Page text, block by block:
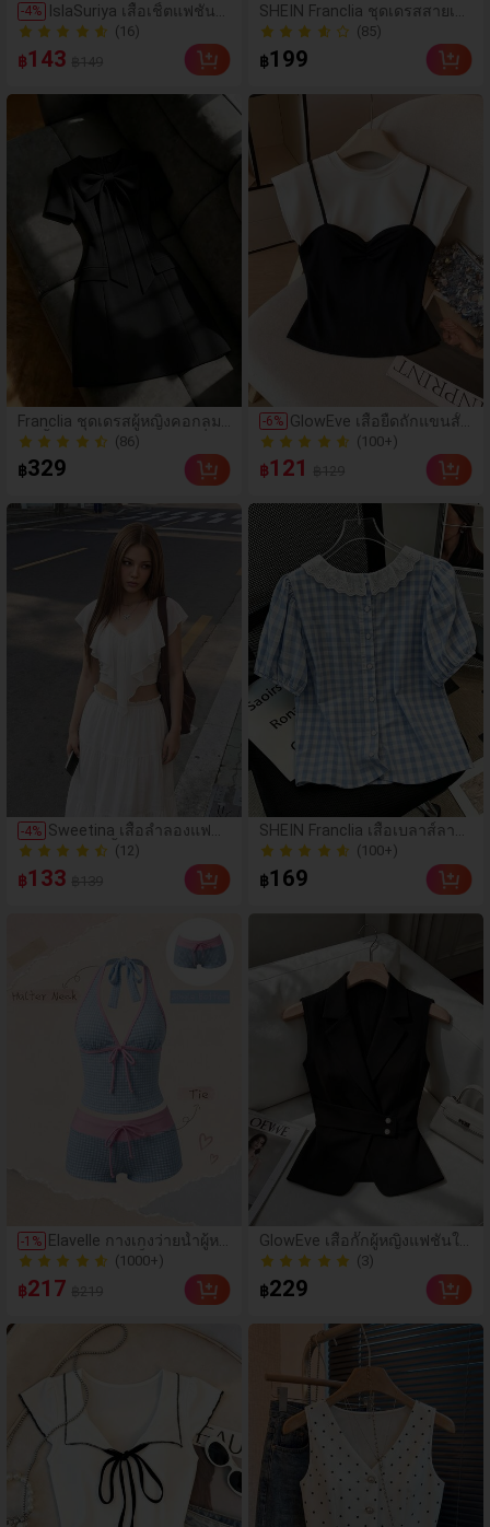
-4%
IslaSuriya เสื้อเชิ้ตแฟชั่นผู้
หญิง แต่งโบว์ ลายจุด กระดุ
มแถวเดียว แขนพอง เน้นเอ
ว
(16)
80+ ขายแล้ว
80+ ขายแล้ว
฿143
Franclia ชุดเดรสผู้หญิงคอกลมแ
ขนสั้นตกแต่งโบว์ สไตล์แฟชั่น
สำหรับฤดูร้อน ฤดูใบไม้ผลิ วันว
าเลนไทน์ โรแมนติก เดท ชายห
ข้างนอก หรูหรา ลำลอง และวัน
หยุด
(86)
70+ ขายแล้ว
70+ ขายแล้ว
฿329
-4% Sweetina เสื้อลำลองแฟชั่
นผู้หญิงสีพื้นแต่งระบายอเน
กประสงค์
(12)
60+ ขายแล้ว
60+ ขายแล้ว
฿133
-1 % Elavelle กางเกงว่ายน้ำผู้ห
ญิงเอวสูงผ้าแจ็คการ์ดต่อผ้
า ฤดูใบไม้ผลิ/ฤดูร้อน
(1000+)
60+ ขายแล้ว
60+ ขายแล้ว
฿217
SHEIN Franclia ชุดเดรสสายเดี่
ยวลูกไม้สีขาวพิมพ์ลายดอกไม้ 3
D ชุดเดรสรัดรูปแขนกุดมินิเซ็ก
ซี่หรูหราสำหรับผู้หญิง สไตล์ใหม่
ชายหาด ดินเนอร์ และการสวมใ
ส่ในชีวิตประจำวัน
(85)
฿199
-6% GlowEve เสื้อยืดถักแขนสั้น
2 ใน 1 แขนกุดสำหรับผู้หญิ
ง, ดีไซน์ตัดเย็บสีดำและขา
ว, เสื้อครอปเข้ารูป, เสื้อคลุ
(100+)
200+ ขายแล้ว
200+ ขายแล้ว
฿121
SHEIN Franclia เสื้อเบลาส์ลาย
ตารางหมากรุกวินเทจสำหรับผู้ห
ญิง, เสื้อเชิ้ตแขนพัฟคอปกปีเตอ
ร์แพนระบายลูกไม้, เสื้อลายสก๊อ
ง, เสื้อเบลาส์ลำลองสไตล์เรโทร
(100+)
100+ ขายแล้ว
100+ ขายแล้ว
฿169
GlowEve เสื้อกั๊กผู้หญิงแฟชั่นให
ม่สีดำแขนกุด ฤดูใบไม้ผลิ/ใบไม้
ร่วง ดีไซน์เข้ารูปเอว ความยาว
สั้น สไตล์หรูหราไฮเอนด์ สำหรับ
รือใส่เลเยอร์ได้ เหมาะสำหรับใส่
ประจำวัน ออฟฟิศธุรกิจ ชุดครูใ
นเมือง และโอกาสที่เป็นทางการ
(3)
฿229